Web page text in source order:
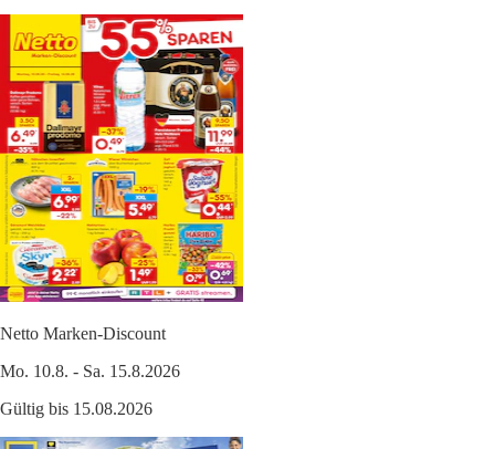
Netto Marken-Discount
Mo. 10.8. - Sa. 15.8.2026
Gültig bis 15.08.2026